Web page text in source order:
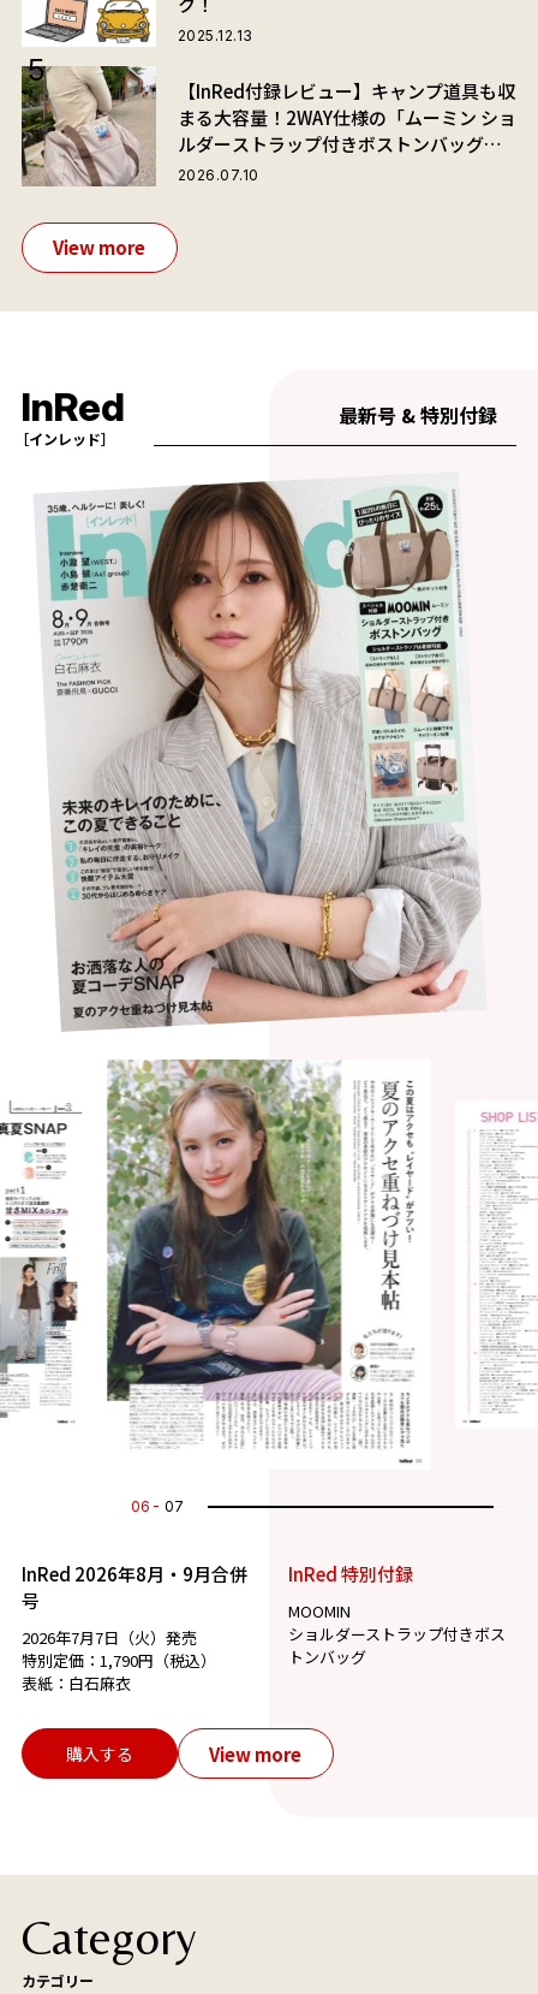
2025.12.13
【InRed付録レビュー】キャンプ道具も収
まる大容量！2WAY仕様の「ムーミン ショ
ルダーストラップ付きボストンバッグ」
が夏旅におすすめな理由
2026.07.10
View more
InRed
［インレッド］
最新号 & 特別付録
07 07
InRed 2026年8月・9月合併
号
2026年7月7日（火）発売
特別定価：1,790円（税込）
表紙：白石麻衣
InRed 特別付録
MOOMIN
ショルダーストラップ付きボス
トンバッグ
購入する View more
Category
カテゴリー